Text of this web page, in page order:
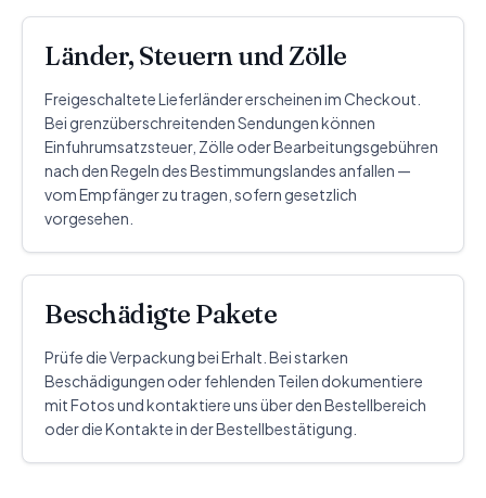
Länder, Steuern und Zölle
Freigeschaltete Lieferländer erscheinen im Checkout.
Bei grenzüberschreitenden Sendungen können
Einfuhrumsatzsteuer, Zölle oder Bearbeitungsgebühren
nach den Regeln des Bestimmungslandes anfallen —
vom Empfänger zu tragen, sofern gesetzlich
vorgesehen.
Beschädigte Pakete
Prüfe die Verpackung bei Erhalt. Bei starken
Beschädigungen oder fehlenden Teilen dokumentiere
mit Fotos und kontaktiere uns über den Bestellbereich
oder die Kontakte in der Bestellbestätigung.